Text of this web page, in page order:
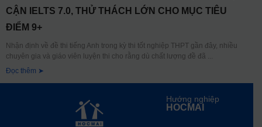
CẬN IELTS 7.0, THỬ THÁCH LỚN CHO MỤC TIÊU
ĐIỂM 9+
Nhận định về đề thi tiếng Anh trong kỳ thi tốt nghiệp THPT gần đây, nhiều
chuyên gia và giáo viên luyện thi cho rằng dù chất lượng đề đã
Đọc thêm ➤
Hướng nghiệp
HOCMAI